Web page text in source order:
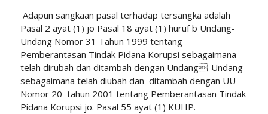
Adapun sangkaan pasal terhadap tersangka adalah
Pasal 2 ayat (1) jo Pasal 18 ayat (1) huruf b Undang-
Undang Nomor 31 Tahun 1999 tentang
Pemberantasan Tindak Pidana Korupsi sebagaimana
telah dirubah dan ditambah dengan Undang-Undang
sebagaimana telah diubah dan ditambah dengan UU
Nomor 20 tahun 2001 tentang Pemberantasan Tindak
Pidana Korupsi jo. Pasal 55 ayat (1) KUHP.